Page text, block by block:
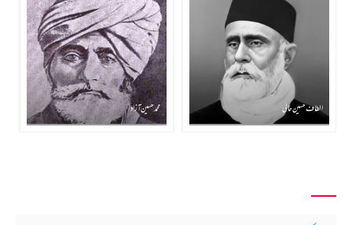
الطاف حسین حالی محمد حسین آزاد